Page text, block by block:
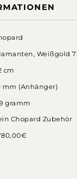
, Weißgold
cm
mm (Anhänger)
gramm
Chopard Zubehör